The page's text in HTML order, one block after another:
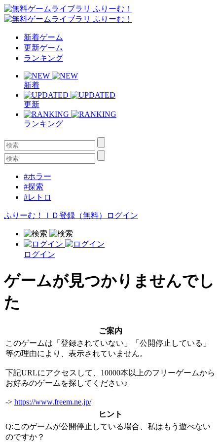
新着ゲーム
更新ゲーム
ランキング
新着
更新
ランキング
#ホラー
#探索
#レトロ
ふりーむ！ＩＤ登録（無料） ログイン
ログイン
ゲームが見つかりませんでし
た
ご案内
このゲームは「登録されていない」「公開停止している」
等の理由により、表示されていません。
下記URLにアクセスして、10000本以上のフリーゲームから
お好みのゲームを探してください♪
-> https://www.freem.ne.jp/
ヒント
Q:このゲームが公開停止している場合、私はもう遊べない
のですか？